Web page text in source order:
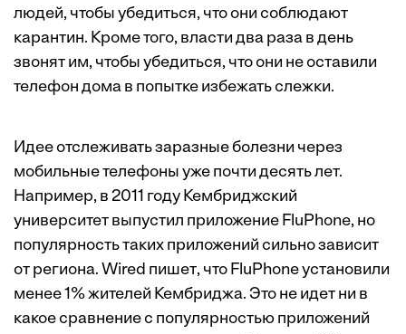
людей, чтобы убедиться, что они соблюдают
карантин. Кроме того, власти два раза в день
звонят им, чтобы убедиться, что они не оставили
телефон дома в попытке избежать слежки.
Идее отслеживать заразные болезни через
мобильные телефоны уже почти десять лет.
Например, в 2011 году Кембриджский
университет выпустил приложение FluPhone, но
популярность таких приложений сильно зависит
от региона. Wired пишет, что FluPhone установили
менее 1% жителей Кембриджа. Это не идет ни в
какое сравнение с популярностью приложений